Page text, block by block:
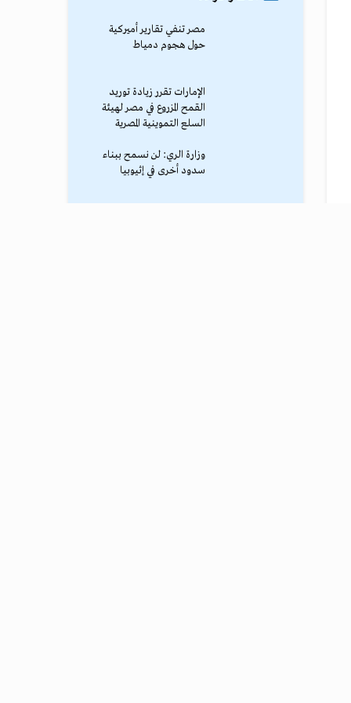
مصر تنفي تقارير أميركية
حول هجوم دمياط
الإمارات تقرر زيادة توريد
القمح المزروع في مصر لهيئة
السلع التموينية المصرية
وزارة الري: لن نسمح ببناء
سدود أخرى في إثيوبيا